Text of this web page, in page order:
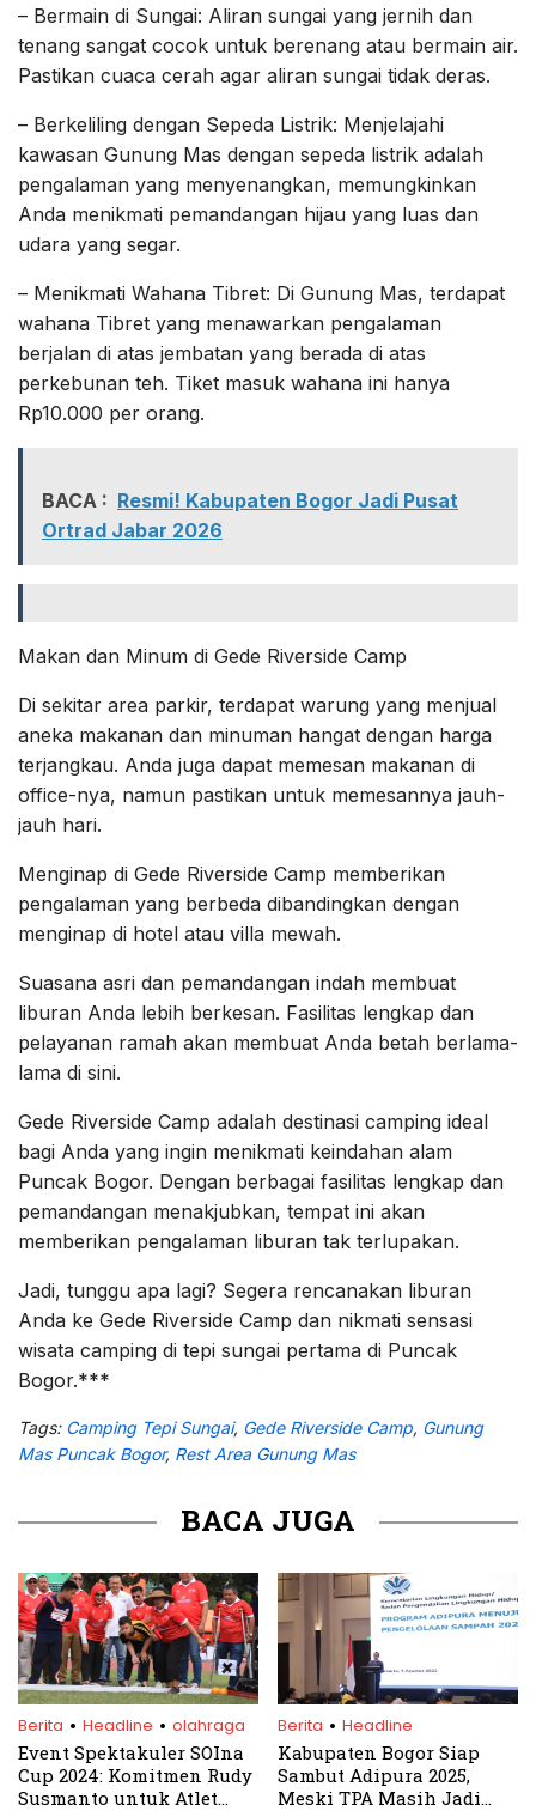
– Bermain di Sungai: Aliran sungai yang jernih dan
tenang sangat cocok untuk berenang atau bermain air.
Pastikan cuaca cerah agar aliran sungai tidak deras.
– Berkeliling dengan Sepeda Listrik: Menjelajahi
kawasan Gunung Mas dengan sepeda listrik adalah
pengalaman yang menyenangkan, memungkinkan
Anda menikmati pemandangan hijau yang luas dan
udara yang segar.
– Menikmati Wahana Tibret: Di Gunung Mas, terdapat
wahana Tibret yang menawarkan pengalaman
berjalan di atas jembatan yang berada di atas
perkebunan teh. Tiket masuk wahana ini hanya
Rp10.000 per orang.
BACA : Resmi! Kabupaten Bogor Jadi Pusat
Ortrad Jabar 2026
Makan dan Minum di Gede Riverside Camp
Di sekitar area parkir, terdapat warung yang menjual
aneka makanan dan minuman hangat dengan harga
terjangkau. Anda juga dapat memesan makanan di
office-nya, namun pastikan untuk memesannya jauh-
jauh hari.
Menginap di Gede Riverside Camp memberikan
pengalaman yang berbeda dibandingkan dengan
menginap di hotel atau villa mewah.
Suasana asri dan pemandangan indah membuat
liburan Anda lebih berkesan. Fasilitas lengkap dan
pelayanan ramah akan membuat Anda betah berlama-
lama di sini.
Gede Riverside Camp adalah destinasi camping ideal
bagi Anda yang ingin menikmati keindahan alam
Puncak Bogor. Dengan berbagai fasilitas lengkap dan
pemandangan menakjubkan, tempat ini akan
memberikan pengalaman liburan tak terlupakan.
Jadi, tunggu apa lagi? Segera rencanakan liburan
Anda ke Gede Riverside Camp dan nikmati sensasi
wisata camping di tepi sungai pertama di Puncak
Bogor.***
Tags: Camping Tepi Sungai, Gede Riverside Camp, Gunung
Mas Puncak Bogor, Rest Area Gunung Mas
BACA JUGA
Berita . Headline . olahraga
Event Spektakuler SOIna
Cup 2024: Komitmen Rudy
Susmanto untuk Atlet
Berita . Headline
Kabupaten Bogor Siap
Sambut Adipura 2025,
Meski TPA Masih Jadi